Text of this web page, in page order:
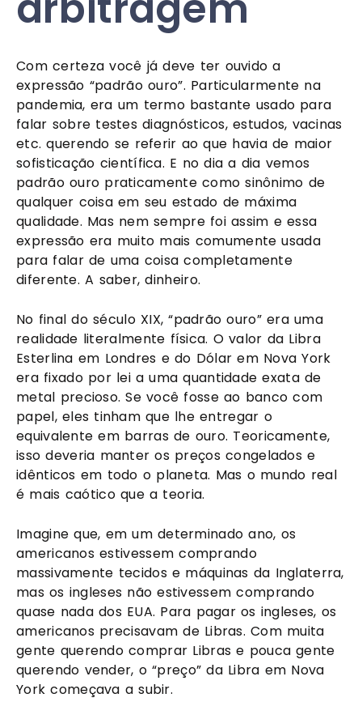
Com certeza você já deve ter ouvido a
expressão “padrão ouro”. Particularmente na
pandemia, era um termo bastante usado para
falar sobre testes diagnósticos, estudos, vacinas
etc. querendo se referir ao que havia de maior
sofisticação científica. E no dia a dia vemos
padrão ouro praticamente como sinônimo de
qualquer coisa em seu estado de máxima
qualidade. Mas nem sempre foi assim e essa
expressão era muito mais comumente usada
para falar de uma coisa completamente
diferente. A saber, dinheiro.
No final do século XIX, “padrão ouro” era uma
realidade literalmente física. O valor da Libra
Esterlina em Londres e do Dólar em Nova York
era fixado por lei a uma quantidade exata de
metal precioso. Se você fosse ao banco com
papel, eles tinham que lhe entregar o
equivalente em barras de ouro. Teoricamente,
isso deveria manter os preços congelados e
idênticos em todo o planeta. Mas o mundo real
é mais caótico que a teoria.
Imagine que, em um determinado ano, os
americanos estivessem comprando
massivamente tecidos e máquinas da Inglaterra,
mas os ingleses não estivessem comprando
quase nada dos EUA. Para pagar os ingleses, os
americanos precisavam de Libras. Com muita
gente querendo comprar Libras e pouca gente
querendo vender, o “preço” da Libra em Nova
York começava a subir.